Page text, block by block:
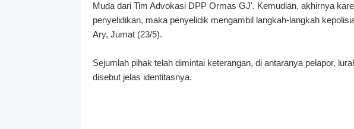
Muda dari Tim Advokasi DPP Ormas GJ'. Kemudian, akhirnya
penyelidikan, maka penyelidik mengambil langkah-langkah
Ary, Jumat (23/5).
Sejumlah pihak telah dimintai keterangan, di antaranya pelapor,
disebut jelas identitasnya.